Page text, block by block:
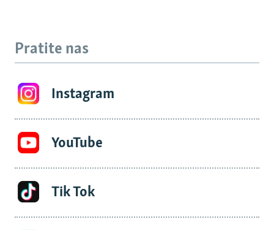
Pratite nas
Instagram
YouTube
Tik Tok